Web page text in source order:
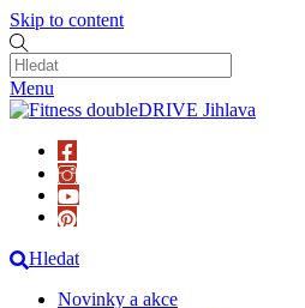
Skip to content
Menu
Hledat
Novinky a akce